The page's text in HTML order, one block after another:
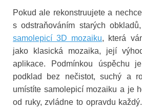
Pokud ale rekonstruujete a
s odstraňováním starých
samolepicí 3D mozaiku, která
jako klasická mozaika, její
aplikace. Podmínkou úspěchu
podklad bez nečistot, suchý a
umístíte samolepicí mozaiku a je
od ruky, zvládne to opravdu